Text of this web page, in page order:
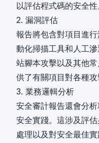
以評估程式碼的安全性
2. 漏洞評估
報告將包含對項目進
動化掃描工具和人工
站腳本攻擊以及其他
供了有關項目對各種攻
3. 業務邏輯分析
安全審計報告還會分
安全實踐。這涉及評
處理以及對安全最佳